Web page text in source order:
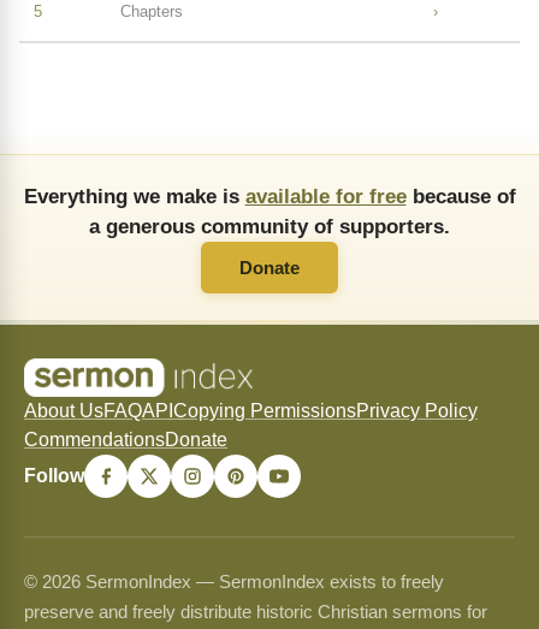
5
Chapters
›
Everything we make is available for freebecause of
a generous community of supporters.
Donate
About UsFAQAPI Copying PermissionsPrivacy Policy
CommendationsDonate
Follow
© 2026 SermonIndex — SermonIndex exists to freely
preserve and freely distribute historic Christian sermons for